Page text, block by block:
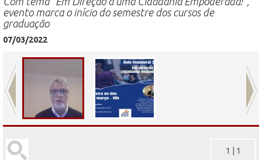
evento marca o início do semestre dos cursos de
graduação
07/03/2022
1 1